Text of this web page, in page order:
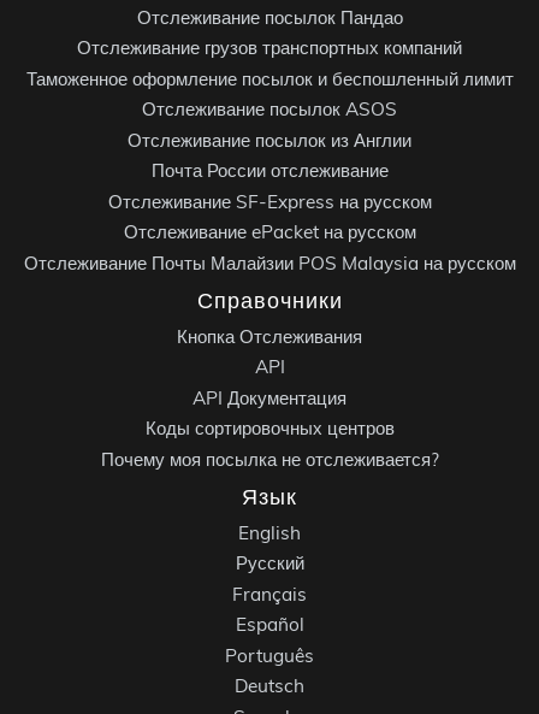
Отслеживание посылок Пандао
Отслеживание грузов транспортных компаний
Таможенное оформление посылок и беспошленный лимит
Отслеживание посылок ASOS
Отслеживание посылок из Англии
Почта России отслеживание
Отслеживание SF-Express на русском
Отслеживание ePacket на русском
Отслеживание Почты Малайзии POS Malaysia на русском
Справочники
Кнопка Отслеживания
API
API Документация
Коды сортировочных центров
Почему моя посылка не отслеживается?
Язык
English
Русский
Français
Español
Português
Deutsch